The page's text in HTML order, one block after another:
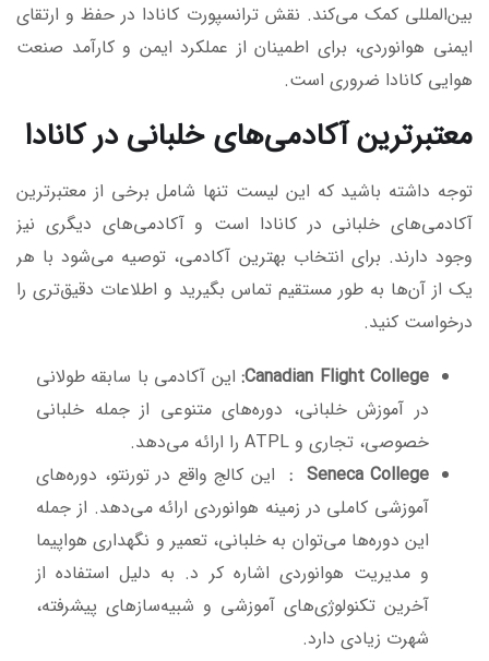
بین‌المللی کمک می‌کند. نقش ترانسپورت کانادا در حفظ و ارتقای
ایمنی هوانوردی، برای اطمینان از عملکرد ایمن و کارآمد صنعت
هوایی کانادا ضروری است.
معتبرترین آکادمی‌های خلبانی در کانادا
توجه داشته باشید که این لیست تنها شامل برخی از معتبرترین
آکادمی‌های خلبانی در کانادا است و آکادمی‌های دیگری نیز
وجود دارند. برای انتخاب بهترین آکادمی، توصیه می‌شود با هر
یک از آن‌ها به طور مستقیم تماس بگیرید و اطلاعات دقیق‌تری را
درخواست کنید.
Canadian Flight College
:این آکادمی با سابقه طولانی
در آموزش خلبانی، دوره‌های متنوعی از جمله خلبانی
خصوصی، تجاری و ATPL را ارائه می‌دهد.
Seneca College
: این کالج واقع در تورنتو، دوره‌های
آموزشی کاملی در زمینه هوانوردی ارائه می‌دهد. از جمله
این دوره‌ها می‌توان به خلبانی، تعمیر و نگهداری هواپیما
و مدیریت هوانوردی اشاره کر د. به دلیل استفاده از
آخرین تکنولوژی‌های آموزشی و شبیه‌سازهای پیشرفته،
شهرت زیادی دارد.